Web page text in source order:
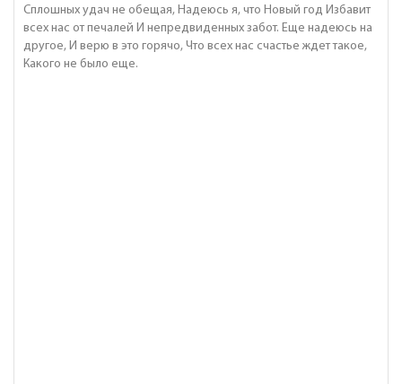
Сплошных удач не обещая, Надеюсь я, что Новый год Избавит
всех нас от печалей И непредвиденных забот. Еще надеюсь на
другое, И верю в это горячо, Что всех нас счастье ждет такое,
Какого не было еще.